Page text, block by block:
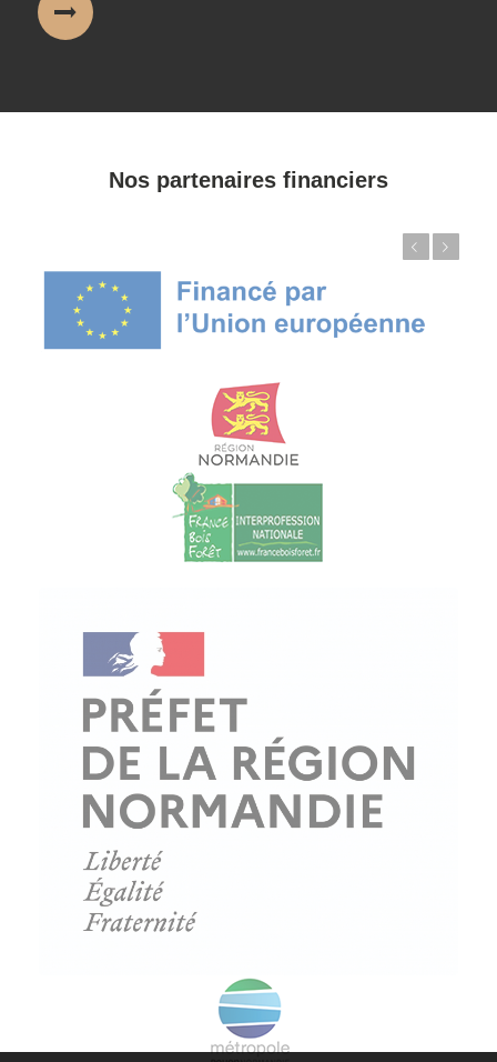
Nos partenaires financiers
© Copyright - ProfessionsBois | Conception et réalisation :
Actualités
Mentions légales
Politique de confidentialité